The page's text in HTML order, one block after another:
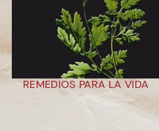
REMEDIOS PARA LA VIDA